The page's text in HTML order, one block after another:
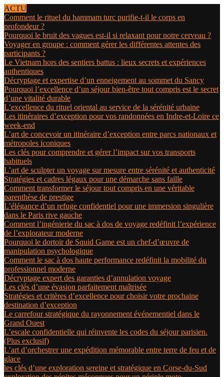
ACTU
Comment le rituel du hammam turc purifie-t-il le corps en
profondeur ?
Pourquoi le bruit des vagues est-il si relaxant pour notre cerveau ?
Voyager en groupe : comment gérer les différentes attentes des
participants ?
Le Vietnam hors des sentiers battus : lieux secrets et expériences
authentiques
Décryptage et expertise d’un enneigement au sommet du Sancy
Pourquoi l’excellence d’un séjour bien-être tout compris est le secret
d’une vitalité durable
L’excellence du rituel oriental au service de la sérénité urbaine
Les itinéraires d’exception pour vos randonnées en Indre-et-Loire ce
week-end
L’art de concevoir un itinéraire d’exception entre parcs nationaux et
métropoles iconiques
Les clés pour comprendre et gérer l’impact sur vos transports
habituels
L’art de sculpter un voyage sur mesure entre sérénité et authenticité
Stratégies et cadres légaux pour une démarche sans faille
Comment transformer le séjour tout compris en une véritable
parenthèse de prestige
L’élégance d’un refuge confidentiel pour une immersion singulière
dans le Paris rive gauche
Comment l’ingénierie du sac à dos de voyage redéfinit l’expérience
de l’explorateur moderne
Pourquoi le dortoir de Squid Game est un chef-d’œuvre de
manipulation psychologique
Comment le sac à dos haute performance redéfinit la mobilité du
professionnel moderne
Décryptage expert des garanties d’annulation voyage
Les clés d’une évasion parfaitement maîtrisée
Stratégies et critères d’excellence pour choisir votre prochaine
destination d’exception
Le carrefour stratégique du rayonnement événementiel dans le
Grand Ouest
L’escale confidentielle qui réinvente les codes du séjour parisien.
(Plus exclusif)
L’art d’orchestrer une expédition mémorable entre terre de feu et de
glace
les clés d’une exploration sereine et stratégique en Corse-du-Sud